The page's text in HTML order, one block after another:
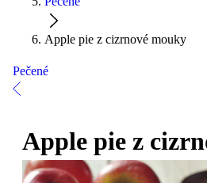
Apple pie z cizrnové mouky
Pečené
Apple pie z